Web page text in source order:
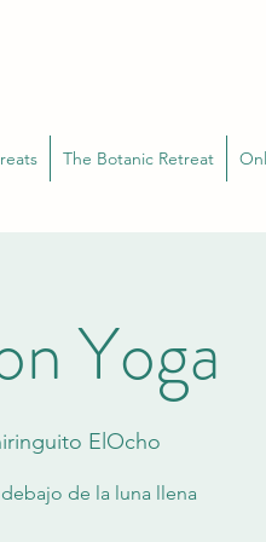
The Botanic Retreat
Yoga
ElOcho
de la luna llena